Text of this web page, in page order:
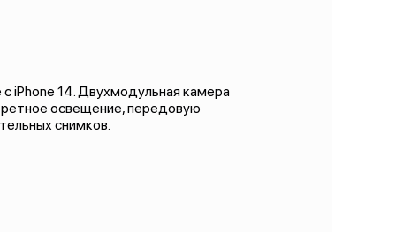
iPhone 14. Двухмодульная камера
освещение, передовую
снимков.